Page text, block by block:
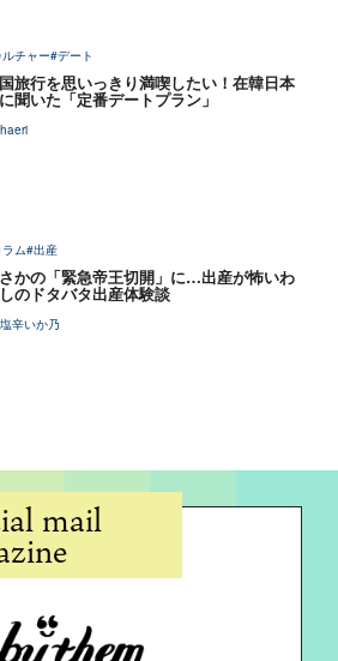
チャー#デート
旅行を思いっきり満喫したい！在韓日本
聞いた「定番デートプラン」
ム#出産
かの「緊急帝王切開」に…出産が怖いわ
のドタバタ出産体験談
辛いか乃
mail